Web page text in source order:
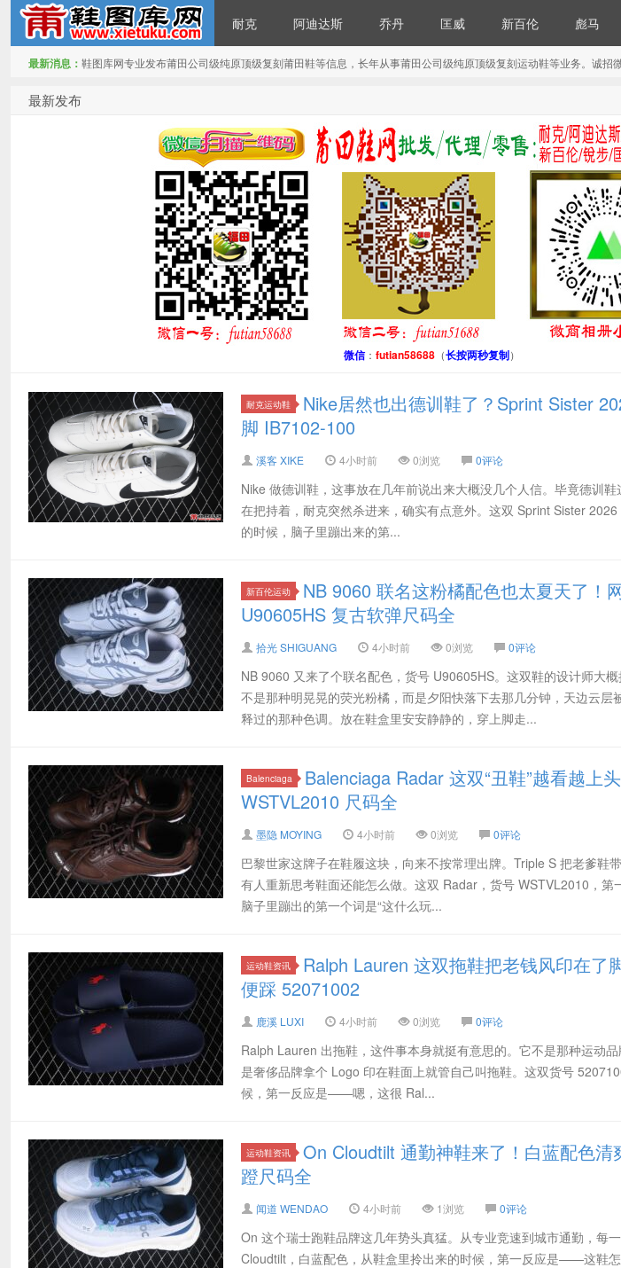
鞋图库网
耐克 阿迪达斯 乔丹 匡威 新百伦 彪马
最新消息： 鞋图库网专业发布莆田公司级纯原顶级复刻莆田鞋等信息，长年从事莆田公司级纯原顶级复刻运动鞋等业务。诚招
最新发布
微信： futian58688（长按两秒复制）
耐克运动鞋
Nike居然也出德训鞋了？Sprint Sister
脚 IB7102-100
溪客 XIKE 4小时前 0浏览 0评论
Nike 做德训鞋，这事放在几年前说出来大概没几个人信。毕竟德训
在把持着，耐克突然杀进来，确实有点意外。这双 Sprint Sister
的时候，脑子里蹦出来的第...
新百伦运动
NB 9060 联名这粉橘配色也太夏天了！
U90605HS 复古软弹尺码全
拾光 SHIGUANG 4小时前 0浏览 0评论
NB 9060 又来了个联名配色，货号 U90605HS。这双鞋的设计师大
不是那种明晃晃的荧光粉橘，而是夕阳快落下去那几分钟，天边云层
释过的那种色调。放在鞋盒里安安静静的，穿上脚走...
Balenciaga
Balenciaga Radar 这双“丑鞋”越看越上
WSTVL2010 尺码全
墨隐 MOYING 4小时前 0浏览 0评论
巴黎世家这牌子在鞋履这块，向来不按常理出牌。Triple S 把老爹鞋
有人重新思考鞋面还能怎么做。这双 Radar，货号 WSTVL2010，第
脑子里蹦出的第一个词是“这什么玩...
运动鞋资讯
Ralph Lauren 这双拖鞋把老钱风印在了
便踩 52071002
鹿溪 LUXI 4小时前 0浏览 0评论
Ralph Lauren 出拖鞋，这件事本身就挺有意思的。它不是那种运动
是奢侈品牌拿个 Logo 印在鞋面上就管自己叫拖鞋。这双货号
候，第一反应是——嗯，这很 Ral...
运动鞋资讯
On Cloudtilt 通勤神鞋来了！白蓝配色
蹬尺码全
闻道 WENDAO 4小时前 1浏览 0评论
On 这个瑞士跑鞋品牌这几年势头真猛。从专业竞速到城市通勤，每
Cloudtilt，白蓝配色，从鞋盒里拎出来的时候，第一反应是——这鞋